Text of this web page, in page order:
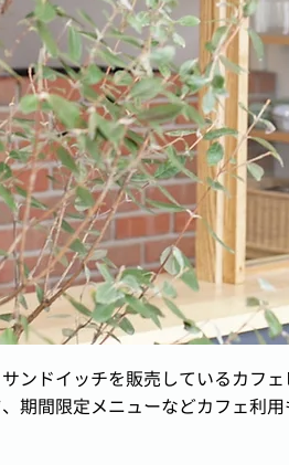
ンドイッチを販売しているカフ
期間限定メニューなどカフェ利用